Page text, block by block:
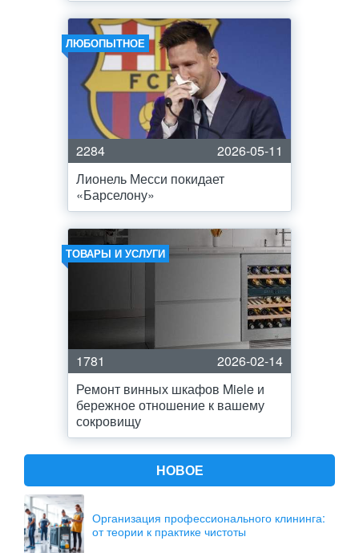
ЛЮБОПЫТНОЕ
2284
2026-05-11
Лионель Месси покидает
«Барселону»
ТОВАРЫ И УСЛУГИ
1781
2026-02-14
Ремонт винных шкафов Miele и
бережное отношение к вашему
сокровищу
НОВОЕ
Организация профессионального клининга:
от теории к практике чистоты